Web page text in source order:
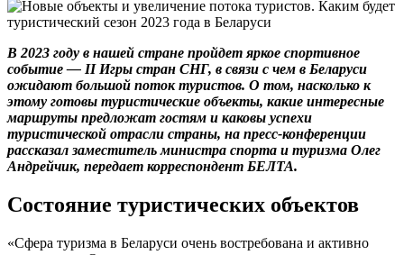
В 2023 году в нашей стране пройдет яркое спортивное
событие — II Игры стран СНГ, в связи с чем в Беларуси
ожидают большой поток туристов. О том, насколько к
этому готовы туристические объекты, какие интересные
маршруты предложат гостям и каковы успехи
туристической отрасли страны, на пресс-конференции
рассказал заместитель министра спорта и туризма Олег
Андрейчик, передает корреспондент БЕЛТА.
Состояние туристических объектов
«Сфера туризма в Беларуси очень востребована и активно